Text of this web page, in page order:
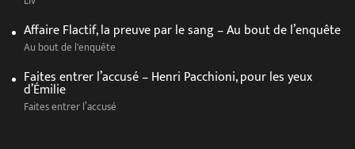
Affaire Flactif, la preuve par le sang – Au bout de l’enquête
Au bout de l'enquête
Faites entrer l’accusé – Henri Pacchioni, pour les yeux
d’Émilie
Faites entrer l’accusé